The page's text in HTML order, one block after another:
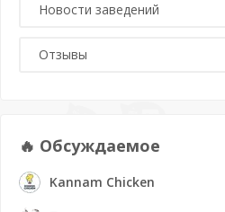
Новости заведений
Отзывы
🔥 Обсуждаемое
Kannam Chicken